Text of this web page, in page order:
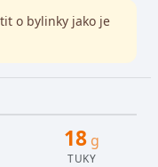
o bylinky jako je
18 g
TUKY